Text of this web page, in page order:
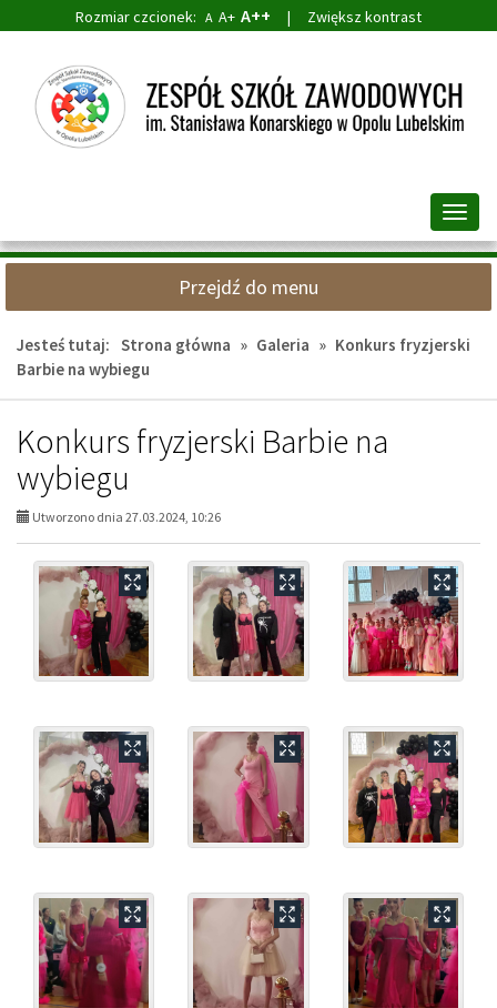
głównej
treści
wyszukiwarki
Rozmiar czcionek: A A+ A++ | Zwiększ kontrast
Przejdź do menu
Jesteś tutaj: Strona główna » Galeria » Konkurs fryzjerski
Barbie na wybiegu
Konkurs fryzjerski Barbie na
wybiegu
Utworzono dnia 27.03.2024, 10:26